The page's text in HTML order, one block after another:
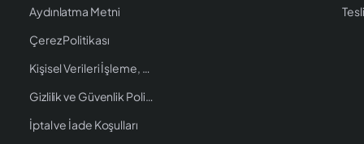
Aydınlatma Metni
Çerez Politikası
Kişisel Verileri İşleme, Saklama ve İmha Politikası
Gizlilik ve Güvenlik Politikası
İptal ve İade Koşulları